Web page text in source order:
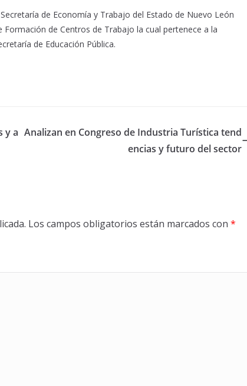
de Economía y Trabajo del Estado de Nuevo León
de Centros de Trabajo la cual pertenece a la
de Educación Pública.
y a Analizan en Congreso de Industria Turística tend
encias y futuro del sector
Los campos obligatorios están marcados con *